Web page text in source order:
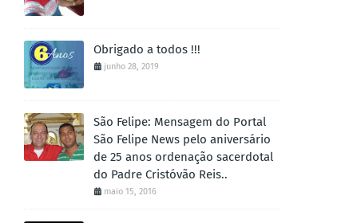
Obrigado a todos !!!
junho 28, 2019
São Felipe: Mensagem do Portal
São Felipe News pelo aniversário
de 25 anos ordenação sacerdotal
do Padre Cristóvão Reis..
maio 15, 2016